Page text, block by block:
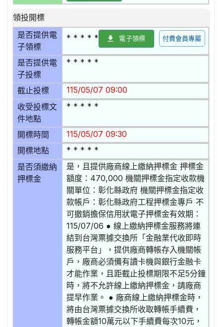
領投開標
是否提供電
子領標
* * * * * 電子領標 付費會員專屬
是否提供電
子投標
* * * * *
截止投標 115/05/07 09:00
收受投標文
件地點
* * * * *
開標時間 115/05/07 09:30
開標地點 * * * * *
是否須繳納
押標金
是，且提供廠商線上繳納押標金 押標金
額度：470,000 機關押標金指定收款機
關單位：彰化縣政府 機關押標金指定收
款帳戶：彰化縣政府工程押標金專戶 不
可撤銷擔保信用狀電子押標金有效期：
115/07/06 ● 線上繳納押標金服務將連
結到台灣票據交換所「金融業代收即時
服務平台」，提供廠商轉帳存入機關帳
戶，廠商必須備有讀卡機與銀行金融卡
才能作業，且距截止投標期限不足5分鐘
時，將不允許線上繳納押標金，請廠商
提早作業。 ● 廠商線上繳納押標金時，
將由台灣票據交換所收取轉帳手續費，
轉帳金額10萬元以下手續費每次10元，